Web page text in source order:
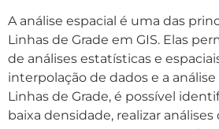
A análise espacial é uma das
Linhas de Grade em GIS. Elas
de análises estatísticas e
interpolação de dados e a
Linhas de Grade, é possível
baixa densidade, realizar